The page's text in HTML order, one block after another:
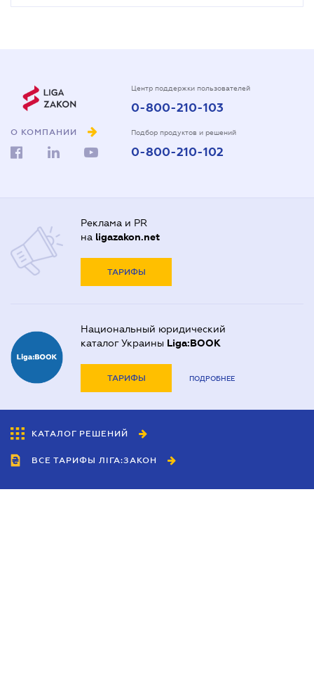
О КОМПАНИИ
Центр поддержки пользователей
0-800-210-103
Подбор продуктов и решений
0-800-210-102
Реклама и PR
на ligazakon.net
ТАРИФЫ
Национальный юридический
каталог Украины Liga:BOOK
ТАРИФЫ ПОДРОБНЕЕ
КАТАЛОГ РЕШЕНИЙ
ВСЕ ТАРИФЫ ЛІГА:ЗАКОН